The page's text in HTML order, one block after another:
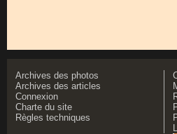
Archives des photos
Archives des articles
Connexion
Charte du site
Règles techniques